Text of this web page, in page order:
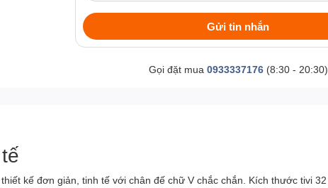
Gửi tin nhắn
Gọi đặt mua 0933337176(8:30 - 20:30)
kế đơn giản, tinh tế với chân đế chữ V chắc chắn. Kích thước tivi 32